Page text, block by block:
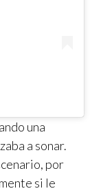
una
a sonar.
por
si le